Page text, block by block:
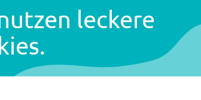
leckere
ThinkOwl bringt
Ihrer
Routineanfragen
Anspruchsvolle
Assistenz mit